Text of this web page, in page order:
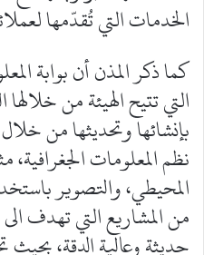
الخدمات التي تُقدّمها
كما ذكر المذن أن بوابة
التي تتيح الهيئة من خلالها
بإنشائها وتحديثها من
نظم المعلومات
المحيطي، والتصوير
من المشاريع التي تهدف
حديثة وعالية الدقة، بحيث